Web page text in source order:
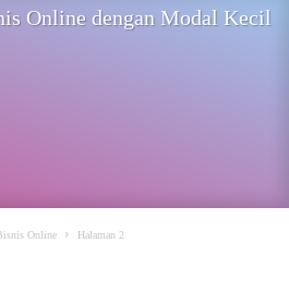
Online dengan Modal Kecil
Online Halaman 2